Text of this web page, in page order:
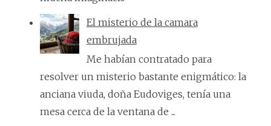
El misterio de la camara
embrujada
Me habían contratado para
resolver un misterio bastante enigmático: la
anciana viuda, doña Eudoviges, tenía una
mesa cerca de la ventana de ...